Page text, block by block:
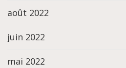
août 2022
juin 2022
mai 2022